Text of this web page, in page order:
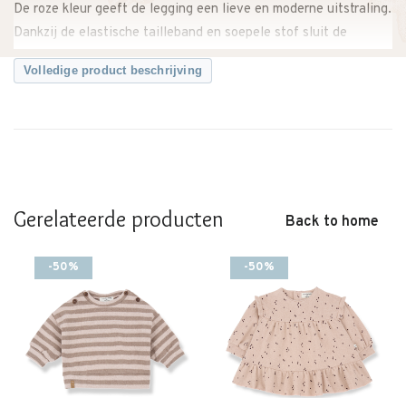
De roze kleur geeft de legging een lieve en moderne uitstraling.
Dankzij de elastische tailleband en soepele stof sluit de
legging mooi aan zonder te knellen en biedt hij voldoende
bewegingsvrijheid tijdens spelen, kruipen of wandelen.
uitstraling.
adviseren je graag.
Kenmerken:
• Pia Legging van 1+ in the family
• Zachte, comfortabele stof
• Kleur: Roze
Volledige product beschrijving
Gerelateerde producten Back to home
-50% -50%